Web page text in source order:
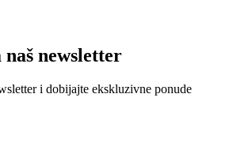
newsletter
i dobijajte ekskluzivne ponude